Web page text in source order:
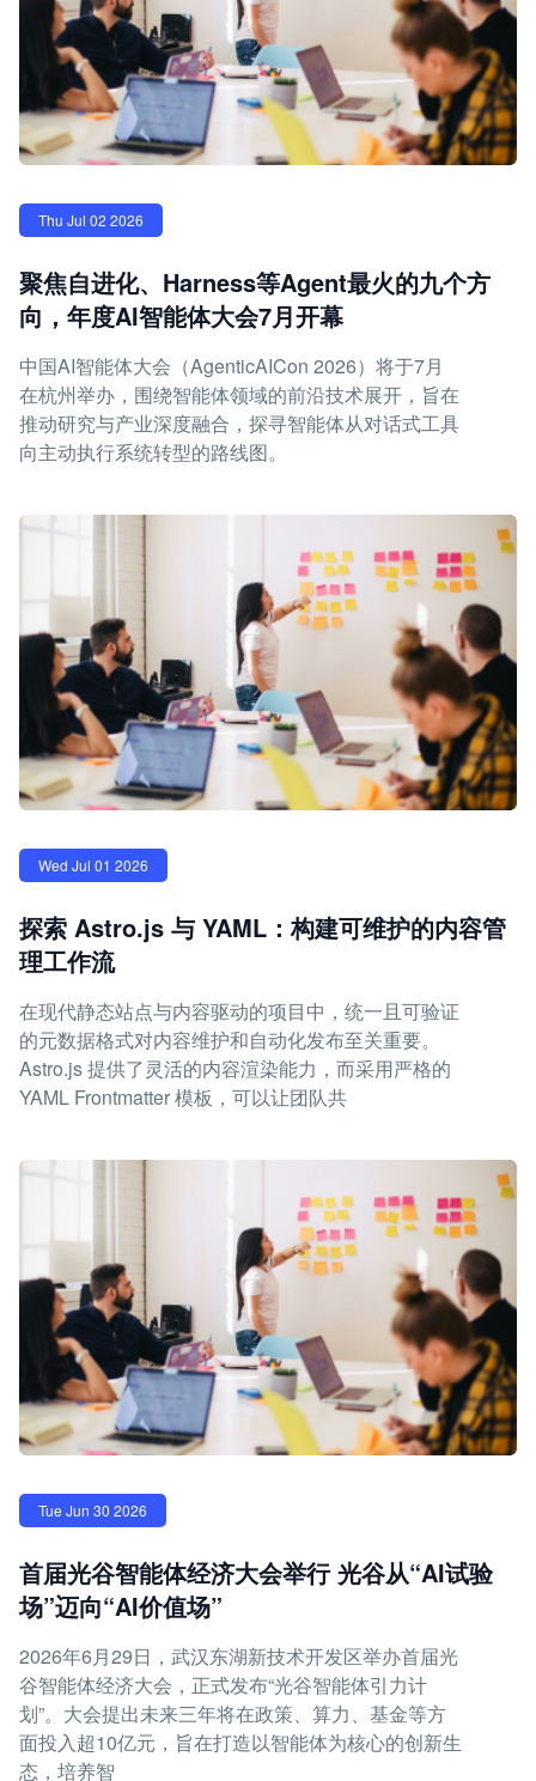
Thu Jul 02 2026
聚焦自进化、Harness等Agent最火的九个方
向，年度AI智能体大会7月开幕
中国AI智能体大会（AgenticAICon 2026）将于7月
在杭州举办，围绕智能体领域的前沿技术展开，旨在
推动研究与产业深度融合，探寻智能体从对话式工具
向主动执行系统转型的路线图。
Wed Jul 01 2026
探索 Astro.js 与 YAML：构建可维护的内容管
理工作流
在现代静态站点与内容驱动的项目中，统一且可验证
的元数据格式对内容维护和自动化发布至关重要。
Astro.js 提供了灵活的内容渲染能力，而采用严格的
YAML Frontmatter 模板，可以让团队共
Tue Jun 30 2026
首届光谷智能体经济大会举行 光谷从“AI试验
场”迈向“AI价值场”
2026年6月29日，武汉东湖新技术开发区举办首届光
谷智能体经济大会，正式发布“光谷智能体引力计
划”。大会提出未来三年将在政策、算力、基金等方
面投入超10亿元，旨在打造以智能体为核心的创新生
态，培养智